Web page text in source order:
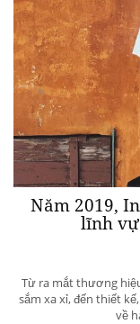
Năm 2019,
lĩnh
Từ ra mắt thương
sắm xa xỉ, đến thiết
về